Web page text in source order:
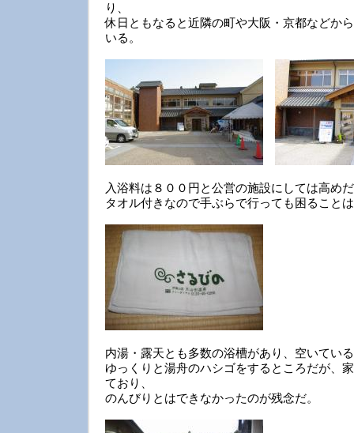
り、
休日ともなると近隣の町や大阪・京都などか
いる。
入浴料は８００円と公営の施設にしては高め
タオル付きなので手ぶらで行っても困ること
内湯・露天とも多数の浴槽があり、空いてい
ゆっくりと湯舟のハシゴをするところだが、
ており、
のんびりとはできなかったのが残念だ。